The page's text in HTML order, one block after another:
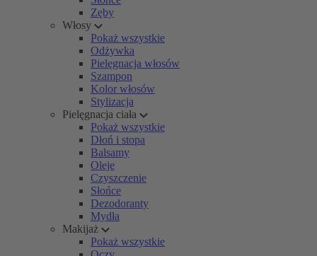
Zęby
Włosy
Pokaż wszystkie
Odżywka
Pielęgnacja włosów
Szampon
Kolor włosów
Stylizacja
Pielęgnacja ciała
Pokaż wszystkie
Dłoń i stopa
Balsamy
Oleje
Czyszczenie
Słońce
Dezodoranty
Mydła
Makijaż
Pokaż wszystkie